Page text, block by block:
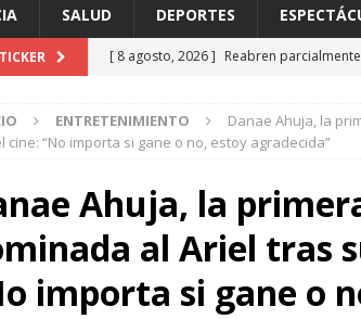
SALUD DEPORTES
[ 8 agosto, 2026 ] Reabren
[ 8 agosto, 2026 ] Resienten
del ‘sí’
LOCAL
[ 8 agosto, 2026 ] Dos jóvenes
ESTADOS
ENTRETENIMIENTO
Danae Ahuja, la
cine: “No importa si gane o no, estoy agradecida”
Ahuja, la
al Ariel tras
importa si gane o